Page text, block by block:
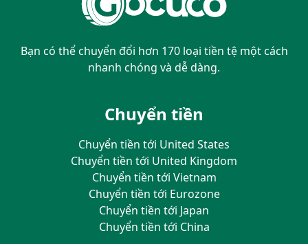
Bạn có thể chuyển đổi hơn 170 loại tiền tệ một cách
nhanh chóng và dễ dàng.
Chuyển tiền
Chuyển tiền tới United States
Chuyển tiền tới United Kingdom
Chuyển tiền tới Vietnam
Chuyển tiền tới Eurozone
Chuyển tiền tới Japan
Chuyển tiền tới China